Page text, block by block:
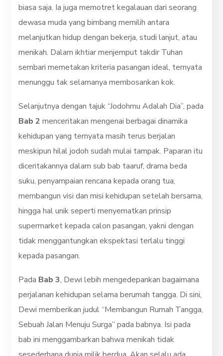
biasa saja. Ia juga memotret kegalauan dari seorang
dewasa muda yang bimbang memilih antara
melanjutkan hidup dengan bekerja, studi lanjut, atau
menikah. Dalam ikhtiar menjemput takdir Tuhan
sembari memetakan kriteria pasangan ideal, ternyata
menunggu tak selamanya membosankan kok.
Selanjutnya dengan tajuk “Jodohmu Adalah Dia”, pada
Bab 2 menceritakan mengenai berbagai dinamika
kehidupan yang ternyata masih terus berjalan
meskipun hilal jodoh sudah mulai tampak. Paparan itu
diceritakannya dalam sub bab taaruf, drama beda
suku, penyampaian rencana kepada orang tua,
membangun visi dan misi kehidupan setelah bersama,
hingga hal unik seperti menyematkan prinsip
supermarket kepada calon pasangan, yakni dengan
tidak menggantungkan ekspektasi terlalu tinggi
kepada pasangan.
Pada Bab 3, Dewi lebih mengedepankan bagaimana
perjalanan kehidupan selama berumah tangga. Di sini,
Dewi memberikan judul “Membangun Rumah Tangga,
Sebuah Jalan Menuju Surga” pada babnya. Isi pada
bab ini menggambarkan bahwa menikah tidak